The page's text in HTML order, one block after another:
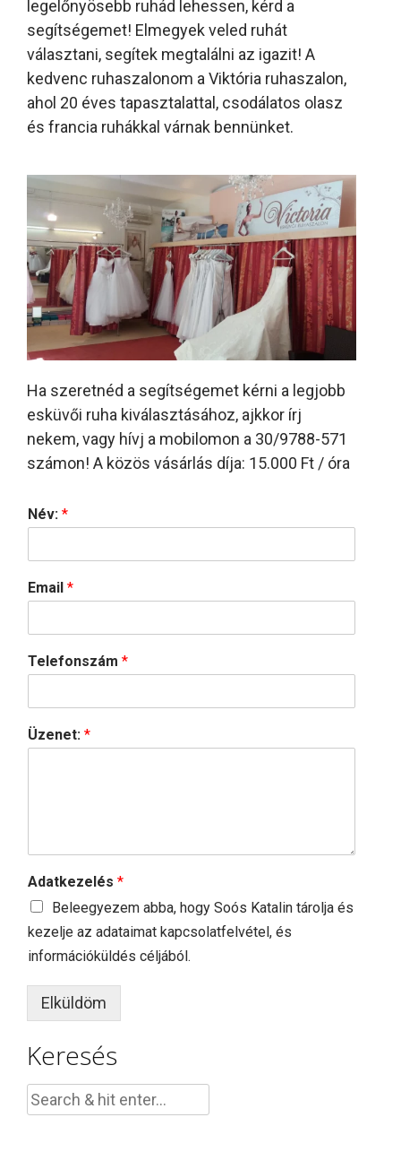
legelőnyösebb ruhád lehessen, kérd a
segítségemet! Elmegyek veled ruhát
választani, segítek megtalálni az igazit! A
kedvenc ruhaszalonom a Viktória ruhaszalon,
ahol 20 éves tapasztalattal, csodálatos olasz
és francia ruhákkal várnak bennünket.
Ha szeretnéd a segítségemet kérni a legjobb
esküvői ruha kiválasztásához, ajkkor írj
nekem, vagy hívj a mobilomon a 30/9788-571
számon! A közös vásárlás díja: 15.000 Ft / óra
Név: *
Email *
Telefonszám *
Üzenet: *
Adatkezelés *
Beleegyezem abba, hogy Soós Katalin tárolja és
kezelje az adataimat kapcsolatfelvétel, és
információküldés céljából.
Elküldöm
Keresés